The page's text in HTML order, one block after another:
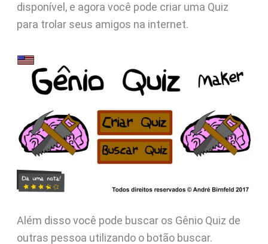
disponível, e agora você pode criar uma Quiz
para trolar seus amigos na internet.
Além disso você pode buscar os Gênio Quiz de
outras pessoa utilizando o botão buscar.